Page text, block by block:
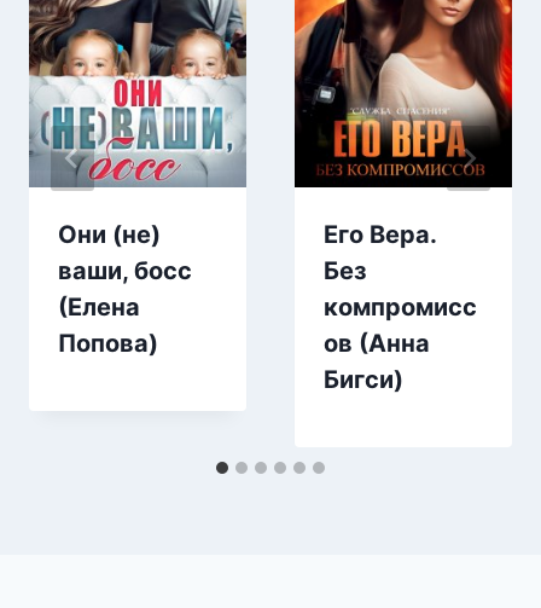
Они (не)
ваши, босс
(Елена
Попова)
Его Вера.
Без
компромисс
ов (Анна
Бигси)